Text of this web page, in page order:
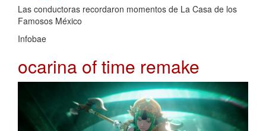
Las conductoras recordaron momentos de La Casa de los
Famosos México
Infobae
ocarina of time remake